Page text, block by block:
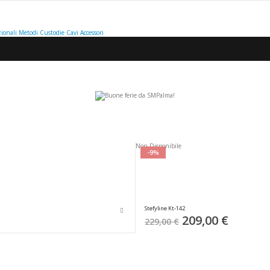
Metodi Custodie Cavi Accessori
-9%
Non Disponibile
Stefyline Kt-142
229,00 € Special
Price
209,00 €